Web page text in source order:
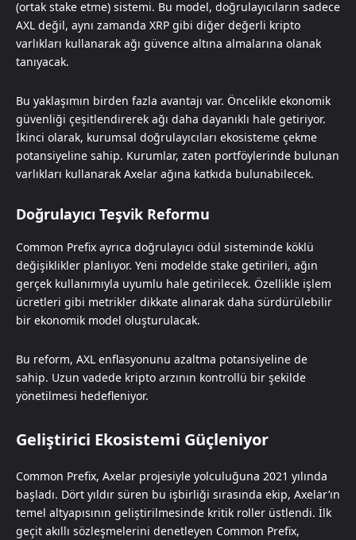
(ortak stake etme) sistemi. Bu model, doğrulayıcıların sadece
AXL değil, aynı zamanda XRP gibi diğer değerli kripto
varlıkları kullanarak ağı güvence altına almalarına olanak
tanıyacak.
Bu yaklaşımın birden fazla avantajı var. Öncelikle ekonomik
güvenliği çeşitlendirerek ağı daha dayanıklı hale getiriyor.
İkinci olarak, kurumsal doğrulayıcıları ekosisteme çekme
potansiyeline sahip. Kurumlar, zaten portföylerinde bulunan
varlıkları kullanarak Axelar ağına katkıda bulunabilecek.
Doğrulayıcı Teşvik Reformu
Common Prefix ayrıca doğrulayıcı ödül sisteminde köklü
değişiklikler planlıyor. Yeni modelde stake getirileri, ağın
gerçek kullanımıyla uyumlu hale getirilecek. Özellikle işlem
ücretleri gibi metrikler dikkate alınarak daha sürdürülebilir
bir ekonomik model oluşturulacak.
Bu reform, AXL enflasyonunu azaltma potansiyeline de
sahip. Uzun vadede kripto arzının kontrollü bir şekilde
yönetilmesi hedefleniyor.
Geliştirici Ekosistemi Güçleniyor
Common Prefix, Axelar projesiyle yolculuğuna 2021 yılında
başladı. Dört yıldır süren bu işbirliği sırasında ekip, Axelar’ın
temel altyapısının geliştirilmesinde kritik roller üstlendi. İlk
geçit akıllı sözleşmelerini denetleyen Common Prefix,